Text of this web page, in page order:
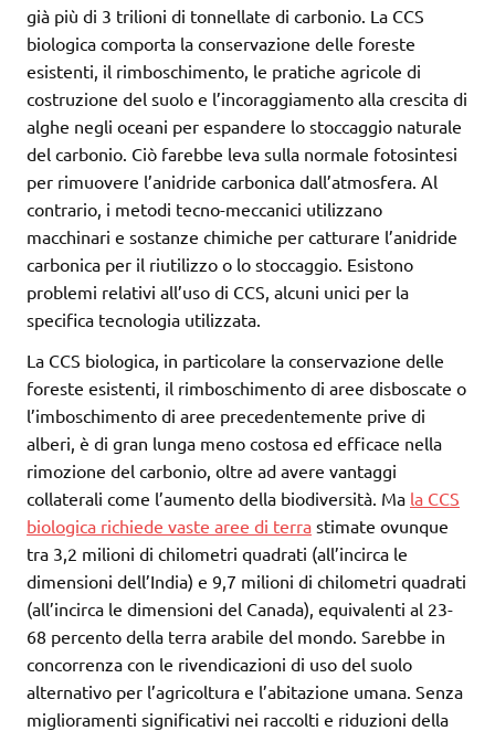
già più di 3 trilioni di tonnellate di carbonio. La CCS
biologica comporta la conservazione delle foreste
esistenti, il rimboschimento, le pratiche agricole di
costruzione del suolo e l’incoraggiamento alla crescita di
alghe negli oceani per espandere lo stoccaggio naturale
del carbonio. Ciò farebbe leva sulla normale fotosintesi
per rimuovere l’anidride carbonica dall’atmosfera. Al
contrario, i metodi tecno-meccanici utilizzano
macchinari e sostanze chimiche per catturare l’anidride
carbonica per il riutilizzo o lo stoccaggio. Esistono
problemi relativi all’uso di CCS, alcuni unici per la
specifica tecnologia utilizzata.
La CCS biologica, in particolare la conservazione delle
foreste esistenti, il rimboschimento di aree disboscate o
l’imboschimento di aree precedentemente prive di
alberi, è di gran lunga meno costosa ed efficace nella
rimozione del carbonio, oltre ad avere vantaggi
collaterali come l’aumento della biodiversità. Ma la CCS
biologica richiede vaste aree di terra stimate ovunque
tra 3,2 milioni di chilometri quadrati (all’incirca le
dimensioni dell’India) e 9,7 milioni di chilometri quadrati
(all’incirca le dimensioni del Canada), equivalenti al 23-
68 percento della terra arabile del mondo. Sarebbe in
concorrenza con le rivendicazioni di uso del suolo
alternativo per l’agricoltura e l’abitazione umana. Senza
miglioramenti significativi nei raccolti e riduzioni della